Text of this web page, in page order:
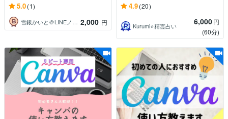
5.0(1)
雪銀かいと＠LINEノベル･シーモア連載 2,000 円
4.9(20)
Kurumi⭐️精霊占い 6,000円
(60分)